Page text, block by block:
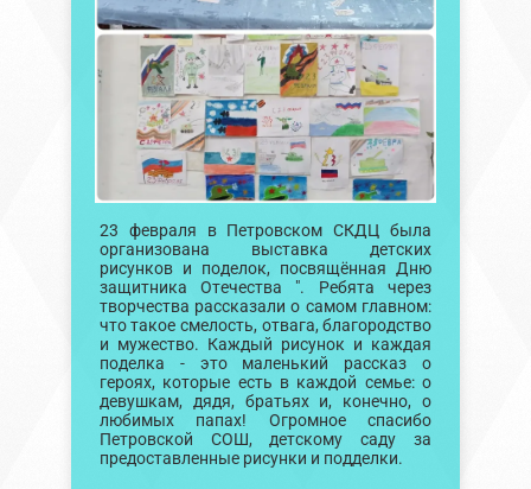
23 февраля в Петровском СКДЦ была
организована выставка детских
рисунков и поделок, посвящённая Дню
защитника Отечества ". Ребята через
творчества рассказали о самом главном:
что такое смелость, отвага, благородство
и мужество. Каждый рисунок и каждая
поделка - это маленький рассказ о
героях, которые есть в каждой семье: о
девушкам, дядя, братьях и, конечно, о
любимых папах! Огромное спасибо
Петровской СОШ, детскому саду за
предоставленные рисунки и подделки.